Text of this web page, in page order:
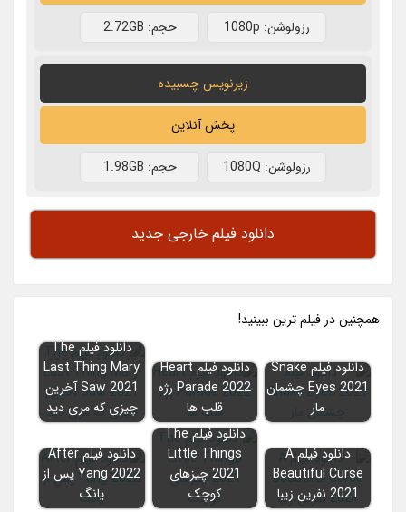
رزولوشن: 1080p حجم: 2.72GB
زیرنویس چسبیده
پخش آنلاین
رزولوشن: 1080Q حجم: 1.98GB
دانلود فیلم خارجی جدید
همچنين در فيلم ترين ببينيد!
دانلود فیلم Snake
Eyes 2021 چشمان
مار
دانلود فیلم Heart
Parade 2022 رژه
قلب ها
دانلود فیلم The
Last Thing Mary
Saw 2021 آخرین
چیزی که مری دید
دانلود فیلم A
Beautiful Curse
2021 نفرین زیبا
دانلود فیلم The
Little Things
2021 چیزهای
کوچک
دانلود فیلم After
Yang 2022 پس از
یانگ